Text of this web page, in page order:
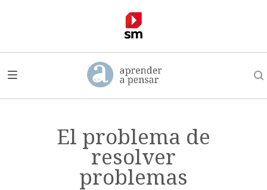
El problema de
resolver
problemas